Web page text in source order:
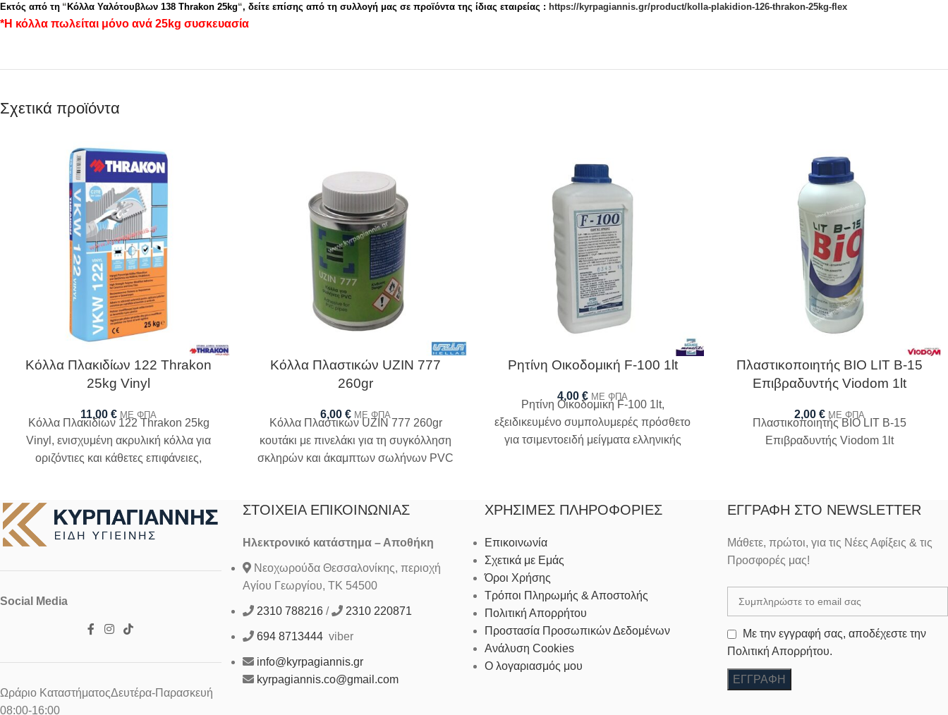
Εκτός από τη “Κόλλα Υαλότουβλων 138 Thrakon 25kg“, δείτε επίσης από τη συλλογή μας σε προϊόντα της ίδιας εταιρείας : https://kyrpagiannis.gr/product/kolla-plakidion-126-thrakon-25kg-flex
*Η κόλλα πωλείται μόνο ανά 25kg συσκευασία
Σχετικά προϊόντα
Κόλλα Πλακιδίων 122 Thrakon
25kg Vinyl
11,00 € ΜΕ ΦΠΑ
Κόλλα Πλακιδίων 122 Thrakon 25kg
Vinyl, ενισχυμένη ακρυλική κόλλα για
οριζόντιες και κάθετες επιφάνειες,
Κόλλα Πλαστικών UZIN 777
260gr
6,00 € ΜΕ ΦΠΑ
Κόλλα Πλαστικών UZIN 777 260gr
κουτάκι με πινελάκι για τη συγκόλληση
σκληρών και άκαμπτων σωλήνων PVC
Ρητίνη Οικοδομική F-100 1lt
4,00 € ΜΕ ΦΠΑ
Ρητίνη Οικοδομική F-100 1lt,
εξειδικευμένο συμπολυμερές πρόσθετο
για τσιμεντοειδή μείγματα ελληνικής
Πλαστικοποιητής BIO LIT B-15
Επιβραδυντής Viodom 1lt
2,00 € ΜΕ ΦΠΑ
Πλαστικοποιητής BIO LIT B-15
Επιβραδυντής Viodom 1lt
Social Media
Ωράριο ΚαταστήματοςΔευτέρα-Παρασκευή
08:00-16:00
ΣΤΟΙΧΕΊΑ ΕΠΙΚΟΙΝΩΝΊΑΣ
Ηλεκτρονικό κατάστημα – Αποθήκη
Νεοχωρούδα Θεσσαλονίκης, περιοχή
Αγίου Γεωργίου, ΤΚ 54500
2310 788216/ 2310 220871
694 8713444viber
info@kyrpagiannis.gr
kyrpagiannis.co@gmail.com
ΧΡΉΣΙΜΕΣ ΠΛΗΡΟΦΟΡΊΕΣ
Επικοινωνία
Σχετικά με Εμάς
Όροι Χρήσης
Τρόποι Πληρωμής & Αποστολής
Πολιτική Απορρήτου
Προστασία Προσωπικών Δεδομένων
Ανάλυση Cookies
Ο λογαριασμός μου
ΕΓΓΡΑΦΉ ΣΤΟ NEWSLETTER
Μάθετε, πρώτοι, για τις Νέες Αφίξεις & τις
Προσφορές μας!
Με την εγγραφή σας, αποδέχεστε την
Πολιτική Απορρήτου.